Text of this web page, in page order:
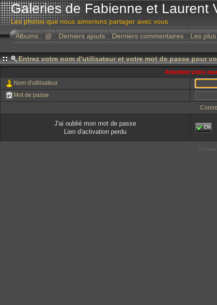
Galeries de Fabienne et Laurent
Les photos que nous aimerions partager avec vous
Albums
@ Derniers ajouts Derniers commentaires Les
Entrez votre nom d'utilisateur et votre mot de passe pour
Attention votre
Nom d'utilisateur
Mot de passe
J'ai oublié mon mot de passe
Lien d'activation perdu
Ok